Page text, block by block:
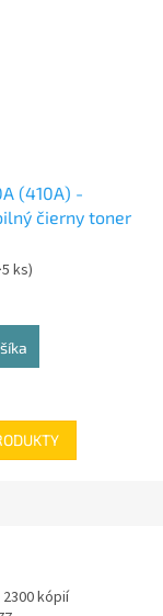
(410A) -
čierny toner
ks)
kópií